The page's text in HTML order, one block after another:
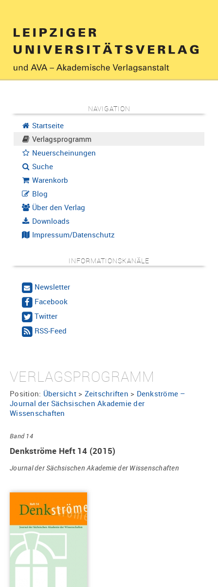
NAVIGATION
Startseite
Verlagsprogramm
Neuerscheinungen
Suche
Warenkorb
Blog
Über den Verlag
Downloads
Impressum/Datenschutz
INFORMATIONSKANÄLE
Newsletter
Facebook
Twitter
RSS-Feed
VERLAGSPROGRAMM
Position: Übersicht> Zeitschriften > Denkströme –
Journal der Sächsischen Akademie der
Wissenschaften
Band 14
Denkströme Heft 14 (2015)
Journal der Sächsischen Akademie der Wissenschaften